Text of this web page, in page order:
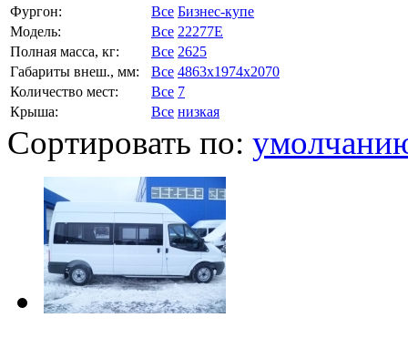
Фургон:
Все Бизнес-купе
Модель:
Все 22277E
Полная масса, кг:
Все 2625
Габариты внеш., мм:
Все 4863x1974x2070
Количество мест:
Все 7
Крыша:
Все низкая
Сортировать по: